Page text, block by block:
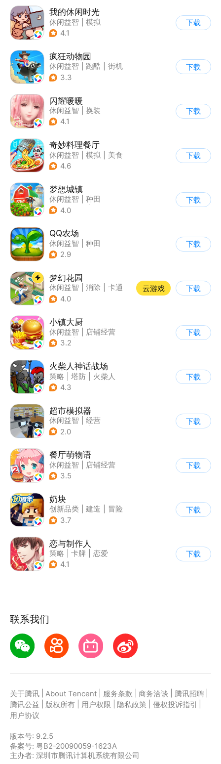
我的休闲时光
休闲益智
模拟
4.1
下载
疯狂动物园
休闲益智 跑酷
街机
| 像素风
3.3
下载
闪耀暖暖
休闲益智
换装
| 美少女
4.1
下载
奇妙料理餐厅
休闲益智 模拟
美食
| 宝宝巴士
4.6
下载
梦想城镇
休闲益智
种田
| 田园生活
4.0
下载
QQ农场
休闲益智
种田
| 田园生活
2.9
下载
梦幻花园
休闲益智 消除
卡通
| 创梦天地
4.0
云游戏 下载
小镇大厨
休闲益智
店铺经营
| 美食
3.2
下载
火柴人神话战场
策略 塔防
火柴人
| 休闲益智
4.3
下载
超市模拟器
休闲益智
经营
| 文字游戏
2.0
下载
餐厅萌物语
休闲益智
店铺经营
| 美食
3.5
下载
奶块
创新品类 建造
冒险
| 开放世界
3.7
下载
恋与制作人
策略 卡牌
恋爱
| 乙女
4.1
下载
联系我们
关于腾讯 About Tencent 服务条款 商务洽谈 腾讯招聘
腾讯公益
版权所有 用户权限 隐私政策 侵权投诉指引
用户协议
版本号: 9.2.5
备案号: 粤B2-20090059-1623A
主办者: 深圳市腾讯计算机系统有限公司